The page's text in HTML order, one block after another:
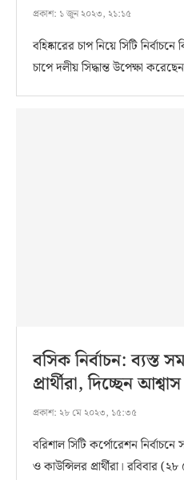
প্রকাশ: ১ জুন ২০২৩, ২১:১৫
বহিষ্কারের চাপ নিয়ে সিটি
চাপে দলীয় সিদ্ধান্ত উপেক্ষা
বসিক নির্বাচন: ব্যস্ত
প্রার্থীরা, দিচ্ছেন আশ্বাস
প্রকাশ: ২৮ মে ২০২৩, ১৫:৩৫
বরিশাল সিটি কর্পোরেশন
ও কাউন্সিলর প্রার্থীরা। রবিবার